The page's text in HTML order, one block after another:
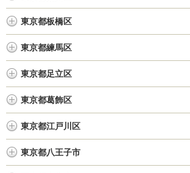
東京都板橋区
東京都練馬区
東京都足立区
東京都葛飾区
東京都江戸川区
東京都八王子市